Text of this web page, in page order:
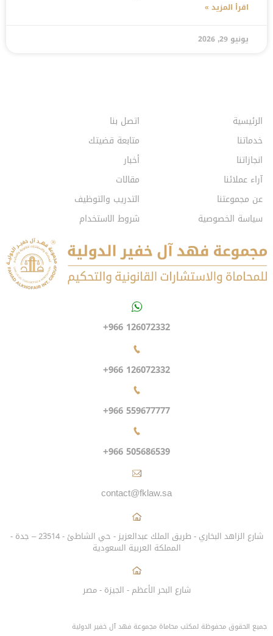
اقرأ المزيد »
يونيو 29, 2026
الرئيسية
خدماتنا
انجازاتنا
آراء عملائنا
عن مجموعتنا
سياسة الخصوصية
اتصل بنا
متابعة قضيتك
أخبار
مقالات
التدريب والتوظيف
شروط الاستخدام
+966 126072332
+966 126072332
+966 559677777
+966 505686539
contact@fklaw.sa
شارع الزاهد البخاري - طريق الملك عبدالعزيز - حي الشاطئ - 23514 – جدة -
المملكة العربية السعودية
شارع البحر الأعظم - الجيزة - مصر
جميع الحقوق محفوظة لمكتب محاماة مجموعة فهد آل خفير الدولية